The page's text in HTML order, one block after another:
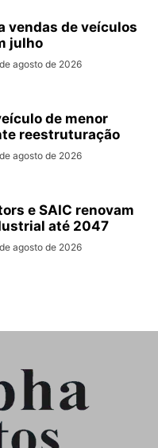
vendas de veículos
julho
agosto de 2026
de menor
reestruturação
agosto de 2026
e SAIC renovam
até 2047
agosto de 2026